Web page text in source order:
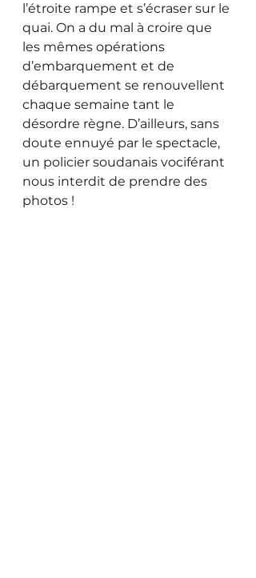
l’étroite rampe et s’écraser sur le
quai. On a du mal à croire que
les mêmes opérations
d’embarquement et de
débarquement se renouvellent
chaque semaine tant le
désordre règne. D’ailleurs, sans
doute ennuyé par le spectacle,
un policier soudanais vociférant
nous interdit de prendre des
photos !